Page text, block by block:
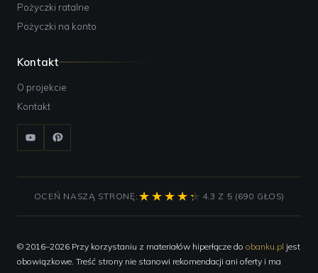
Pożyczki ratalne
Pożyczki na konto
Kontakt
O projekcie
Kontakt
OCEŃ NASZĄ STRONĘ: 4.3 Z 5 (690 GŁOS)
© 2016–2026 Przy korzystaniu z materiałów hiperłącze do obanku.pl jest
obowiązkowe. Treść strony nie stanowi rekomendacji ani oferty i ma